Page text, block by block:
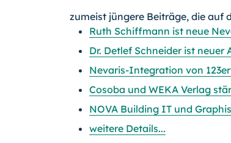
zumeist jüngere Beiträge, die auf
Ruth Schiffmann ist neue
Dr. Detlef Schneider ist
Nevaris-Integration von
Cosoba und WEKA Verlag
NOVA Building IT und
weitere Details...